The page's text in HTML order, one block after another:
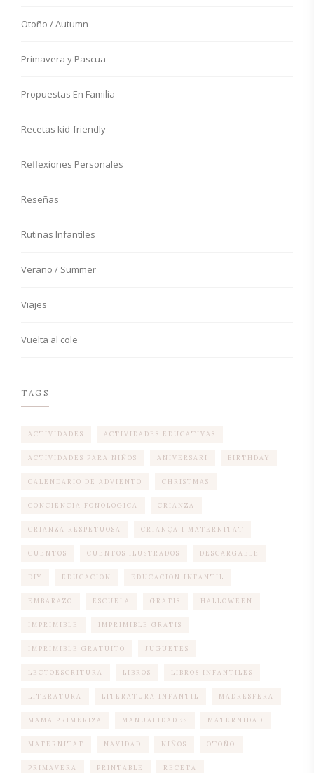
Otoño / Autumn
Primavera y Pascua
Propuestas En Familia
Recetas kid-friendly
Reflexiones Personales
Reseñas
Rutinas Infantiles
Verano / Summer
Viajes
Vuelta al cole
TAGS
ACTIVIDADES ACTIVIDADES EDUCATIVAS
ACTIVIDADES PARA NIÑOS ANIVERSARI BIRTHDAY
CALENDARIO DE ADVIENTO CHRISTMAS
CONCIENCIA FONOLOGICA CRIANZA
CRIANZA RESPETUOSA CRIANÇA I MATERNITAT
CUENTOS CUENTOS ILUSTRADOS DESCARGABLE
DIY EDUCACION EDUCACION INFANTIL
EMBARAZO ESCUELA GRATIS HALLOWEEN
IMPRIMIBLE IMPRIMIBLE GRATIS
IMPRIMIBLE GRATUITO JUGUETES
LECTOESCRITURA LIBROS LIBROS INFANTILES
LITERATURA LITERATURA INFANTIL MADRESFERA
MAMA PRIMERIZA MANUALIDADES MATERNIDAD
MATERNITAT NAVIDAD NIÑOS OTOÑO
PRIMAVERA PRINTABLE RECETA